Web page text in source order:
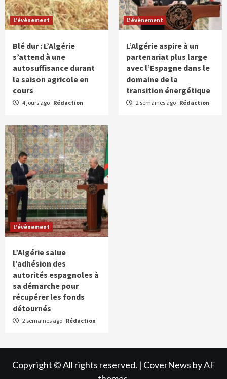
L'évènement
Blé dur : L’Algérie
s’attend à une
autosuffisance durant
la saison agricole en
cours
4 jours ago Rédaction
L'évènement
L’Algérie aspire à un
partenariat plus large
avec l’Espagne dans le
domaine de la
transition énergétique
2 semaines ago Rédaction
L'évènement
L’Algérie salue
l’adhésion des
autorités espagnoles à
sa démarche pour
récupérer les fonds
détournés
2 semaines ago Rédaction
Copyright © All rights reserved. | CoverNews by AF